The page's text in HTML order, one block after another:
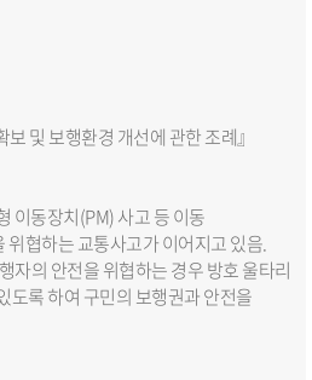
및 보행환경 개선에 관한 조례』
이동장치(PM) 사고 등 이동
협하는 교통사고가 이어지고 있음.
자의 안전을 위협하는 경우 방호 울타리
도록 하여 구민의 보행권과 안전을